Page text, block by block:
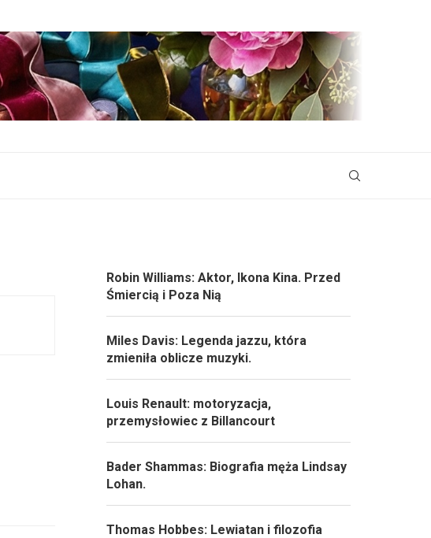
Robin Williams: Aktor, Ikona Kina. Przed
Śmiercią i Poza Nią
Miles Davis: Legenda jazzu, która
zmieniła oblicze muzyki.
Louis Renault: motoryzacja,
przemysłowiec z Billancourt
Bader Shammas: Biografia męża Lindsay
Lohan.
Thomas Hobbes: Lewiatan i filozofia